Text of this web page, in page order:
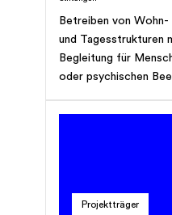
Betreiben von
und Tagesstrukturen
Begleitung für
oder psychischen
einer geistigen oder
Projektträger